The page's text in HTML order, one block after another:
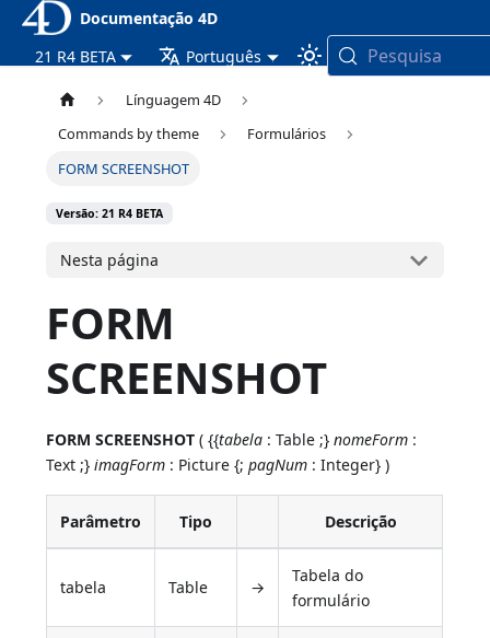
Documentação 4D
21 R4 BETA
Português Pesquisa
Línguagem 4D
Commands by theme
Formulários
FORM SCREENSHOT
Versão: 21 R4 BETA
Nesta página
FORM
SCREENSHOT
FORM SCREENSHOT ( {{tabela : Table ;}nomeForm :
Text ;}imagForm : Picture {;pagNum : Integer} )
Parâmetro Tipo Descrição
tabela Table →
Tabela do
formulário